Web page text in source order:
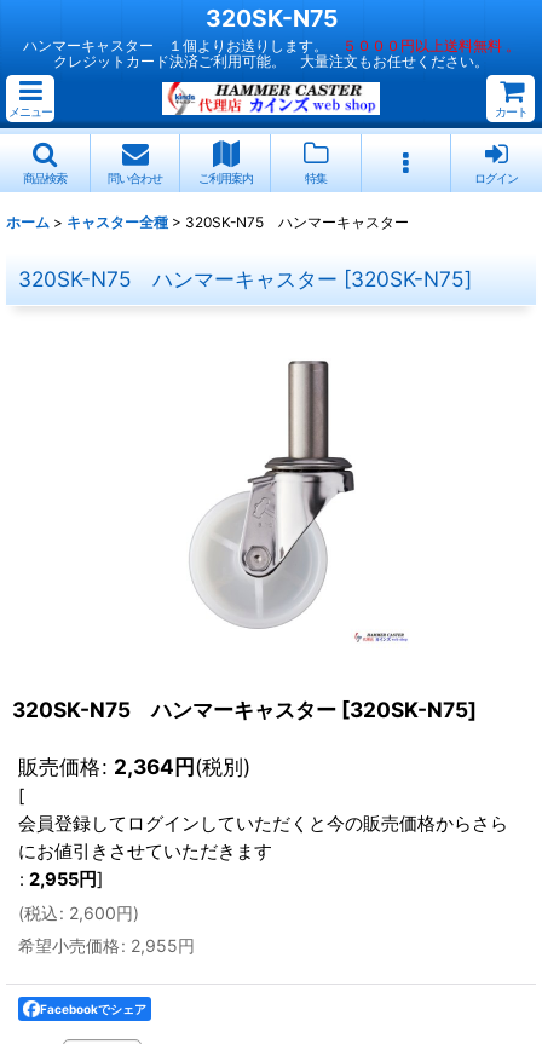
320SK-N75
ハンマーキャスター １個よりお送りします。
５０００円以上送料無料 。
クレジットカード決済ご利用可能。 大量注文もお任せください。
メニュー カート
商品検索 問い合わせ ご利用案内 特集 ログイン
ホーム > キャスター全種 > 320SK-N75 ハンマーキャスター
320SK-N75 ハンマーキャスター [320SK-N75]
320SK-N75 ハンマーキャスター [320SK-N75]
販売価格: 2,364円(税別)
[
会員登録してログインしていただくと今の販売価格からさら
にお値引きさせていただきます
: 2,955円]
(税込: 2,600円)
希望小売価格: 2,955円
Facebookでシェア